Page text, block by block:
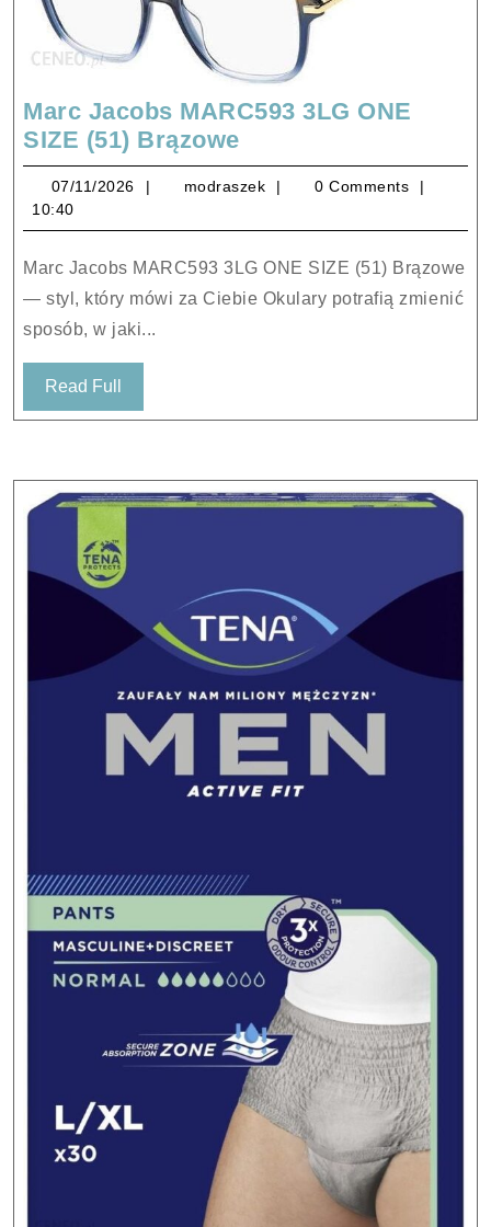
Marc Jacobs MARC593 3LG ONE
SIZE (51) BrązoweMarc
Jacobs
MARC593
3LG
SIZE
(51)
07/11/2026 07/11/2026
modraszek modraszek
0 Comments
10:40
Marc Jacobs MARC593 3LG ONE SIZE (51) Brązowe
— styl, który mówi za Ciebie Okulary potrafią zmienić
sposób, w jaki...
Read Full
Full